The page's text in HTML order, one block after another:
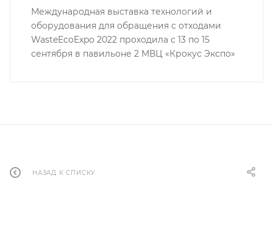
Международная выставка технологий и
оборудования для обращения с отходами
WasteEcoExpo 2022 проходила с 13 по 15
сентября в павильоне 2 МВЦ «Крокус Экспо»
НАЗАД К СПИСКУ